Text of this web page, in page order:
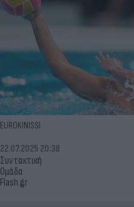
EUROKINISSI
Συντακτική
Ομάδα
Flash.gr
22.07.2025 20:38